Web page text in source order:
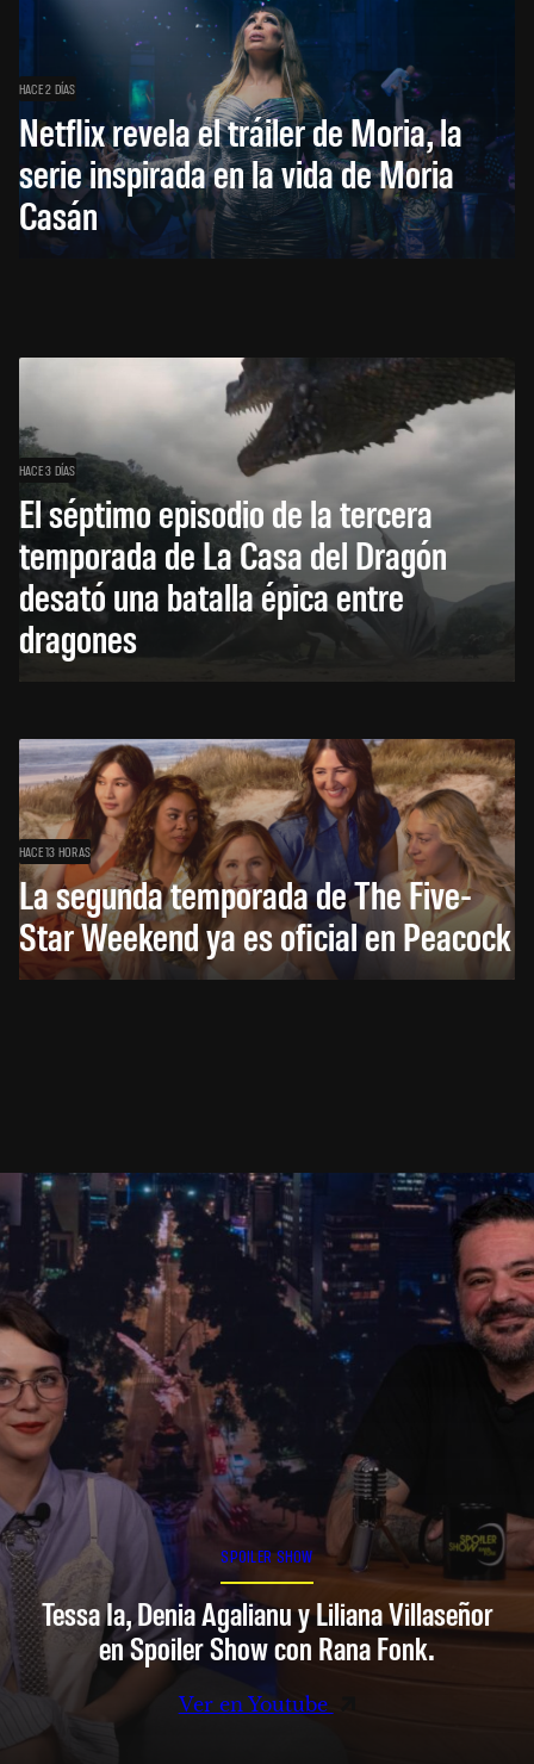
HACE 2 DÍAS
Netflix revela el tráiler de Moria, la
serie inspirada en la vida de Moria
Casán
HACE 3 DÍAS
El séptimo episodio de la tercera
temporada de La Casa del Dragón
desató una batalla épica entre
dragones
HACE 13 HORAS
La segunda temporada de The Five-
Star Weekend ya es oficial en Peacock
SPOILER SHOW
Tessa Ia, Denia Agalianu y Liliana Villaseñor
en Spoiler Show con Rana Fonk.
Ver en Youtube